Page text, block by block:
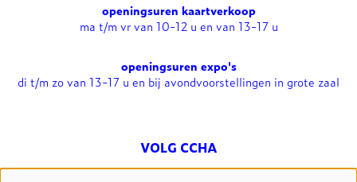
openingsuren kaartverkoop
ma t/m vr van 10-12 u en van 13-17 u
openingsuren expo's
di t/m zo van 13-17 u en bij avondvoorstellingen in grote zaal
VOLG CCHA